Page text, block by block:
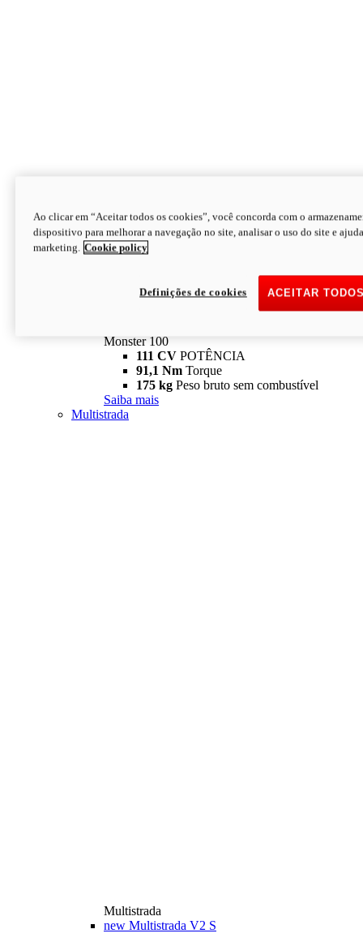
Monster
Monster 100
111 CV POTÊNCIA
91,1 Nm Torque
175 kg Peso bruto sem combustível
Saiba mais
Multistrada
Multistrada
new Multistrada V2 S
Ao clicar em “Aceitar todos os cookies”, você concorda com o
dispositivo para melhorar a navegação no site, analisar o uso do site e
marketing. Cookie policy
ACEITAR
Definições de cookies